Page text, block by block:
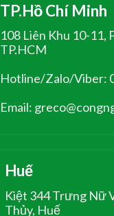
TP.Hồ Chí Minh
108 Liên Khu 10-11,
TP.HCM
Hotline/Zalo/Viber:
Email:
Huế
Kiệt 344 Trưng Nữ
Thủy, Huế